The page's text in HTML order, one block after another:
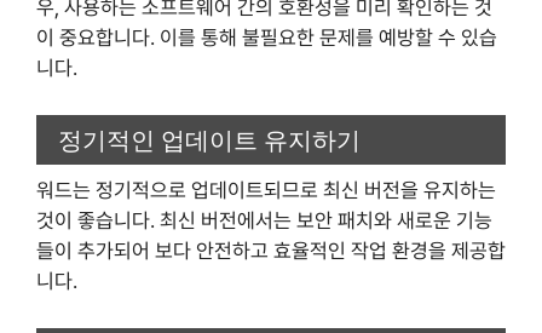
우, 사용하는 소프트웨어 간의 호환성을 미리 확인하는 것
이 중요합니다. 이를 통해 불필요한 문제를 예방할 수 있습
니다.
정기적인 업데이트 유지하기
워드는 정기적으로 업데이트되므로 최신 버전을 유지하는
것이 좋습니다. 최신 버전에서는 보안 패치와 새로운 기능
들이 추가되어 보다 안전하고 효율적인 작업 환경을 제공합
니다.